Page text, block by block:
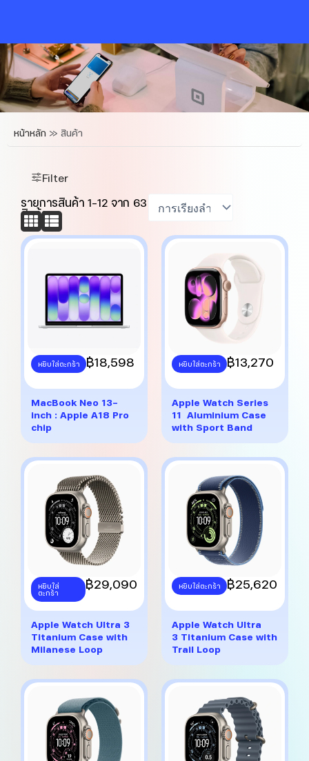
หน้าหลัก » สินค้า
Filter
รายการสินค้า 1-12 จาก 63
สินค้า
หยิบใส่ตะกร้า
This
has
multiple
variants.
be
chosen
on
the
product
page
฿18,598
MacBook Neo 13-
inch : Apple A18 Pro
chip
หยิบใส่ตะกร้า
This
has
multiple
variants.
The
be
chosen
on
the
product
page
฿13,270
Apple Watch Series
11 Aluminium Case
with Sport Band
หยิบใส่
ตะกร้า
This
product
has
multiple
variants.
The
be
chosen
on
the
product
page
฿29,090
Apple Watch Ultra 3
Titanium Case with
Milanese Loop
หยิบใส่ตะกร้า
This
has
multiple
variants.
be
chosen
on
the
product
page
฿25,620
Apple Watch Ultra
3 Titanium Case with
Trail Loop